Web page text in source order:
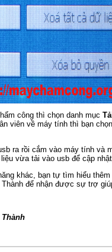
công thì chọn danh mục
viên về máy tính thì bạn
ra rồi cắm vào máy tính và
vừa tải vào usb để cập
khác, bạn tự tìm hiểu thêm
để nhận được sự trợ